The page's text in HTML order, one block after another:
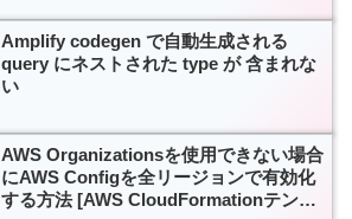
Amplify codegen で自動生成される
query にネストされた type が 含まれな
い
AWS Organizationsを使用できない場合
にAWS Configを全リージョンで有効化
する方法 [AWS CloudFormationテンプ